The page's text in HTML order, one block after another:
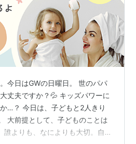
今日はGWの日曜日。 世のパパ
丈夫ですか？💦 キッズパワーに
…？ 今日は、子どもと2人きり
大前提として、子どものことは
よりも、なによりも大切。自分